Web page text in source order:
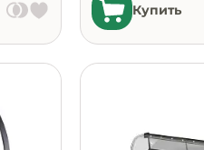
Купить